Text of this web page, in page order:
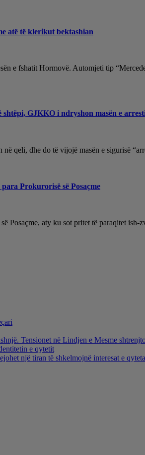
atë të klerikut bektashian
e fshatit Hormovë. Automjeti tip
GJKKO i ndryshon masën e
qeli, dhe do të vijojë masën e sigurisë
Prokurorisë së Posaçme
Posaçme, aty ku sot pritet të paraqitet
Tensionet në Lindjen e Mesme
e qytetit
një tiran të shkelmojnë interesat e